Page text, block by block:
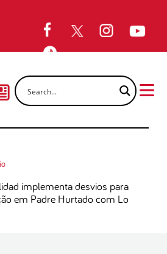
implementa desvios para
em Padre Hurtado com Lo